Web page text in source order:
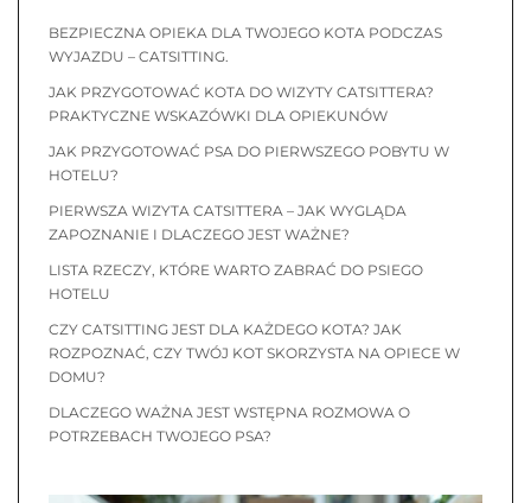
BEZPIECZNA OPIEKA DLA TWOJEGO KOTA PODCZAS
WYJAZDU – CATSITTING.
JAK PRZYGOTOWAĆ KOTA DO WIZYTY CATSITTERA?
PRAKTYCZNE WSKAZÓWKI DLA OPIEKUNÓW
JAK PRZYGOTOWAĆ PSA DO PIERWSZEGO POBYTU W
HOTELU?
PIERWSZA WIZYTA CATSITTERA – JAK WYGLĄDA
ZAPOZNANIE I DLACZEGO JEST WAŻNE?
LISTA RZECZY, KTÓRE WARTO ZABRAĆ DO PSIEGO
HOTELU
CZY CATSITTING JEST DLA KAŻDEGO KOTA? JAK
ROZPOZNAĆ, CZY TWÓJ KOT SKORZYSTA NA OPIECE W
DOMU?
DLACZEGO WAŻNA JEST WSTĘPNA ROZMOWA O
POTRZEBACH TWOJEGO PSA?